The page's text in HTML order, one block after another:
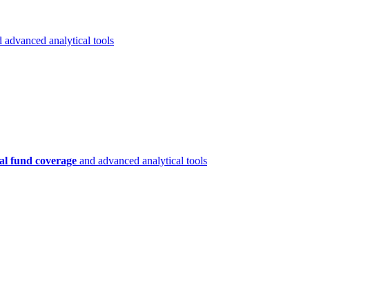
advanced analytical tools
fund coverage and advanced analytical tools